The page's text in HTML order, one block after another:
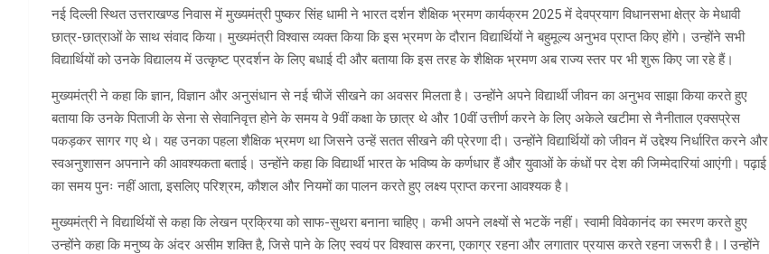
नई दिल्ली स्थित उत्तराखण्ड निवास में मुख्यमंत्री पुष्कर सिंह धामी ने भारत दर्शन शैक्षिक भ्रमण कार्यक्रम 2025 में देवप्रयाग विधानसभा क्षेत्र के मेधावी
छात्र-छात्राओं के साथ संवाद किया। मुख्यमंत्री विश्वास व्यक्त किया कि इस भ्रमण के दौरान विद्यार्थियों ने बहुमूल्य अनुभव प्राप्त किए होंगे। उन्होंने सभी
विद्यार्थियों को उनके विद्यालय में उत्कृष्ट प्रदर्शन के लिए बधाई दी और बताया कि इस तरह के शैक्षिक भ्रमण अब राज्य स्तर पर भी शुरू किए जा रहे हैं।
मुख्यमंत्री ने कहा कि ज्ञान, विज्ञान और अनुसंधान से नई चीजें सीखने का अवसर मिलता है। उन्होंने अपने विद्यार्थी जीवन का अनुभव साझा किया करते हुए
बताया कि उनके पिताजी के सेना से सेवानिवृत्त होने के समय वे 9वीं कक्षा के छात्र थे और 10वीं उत्तीर्ण करने के लिए अकेले खटीमा से नैनीताल एक्सप्रेस
पकड़कर सागर गए थे। यह उनका पहला शैक्षिक भ्रमण था जिसने उन्हें सतत सीखने की प्रेरणा दी। उन्होंने विद्यार्थियों को जीवन में उद्देश्य निर्धारित करने और
स्वअनुशासन अपनाने की आवश्यकता बताई। उन्होंने कहा कि विद्यार्थी भारत के भविष्य के कर्णधार हैं और युवाओं के कंधों पर देश की जिम्मेदारियां आएंगी। पढ़ाई
का समय पुनः नहीं आता, इसलिए परिश्रम, कौशल और नियमों का पालन करते हुए लक्ष्य प्राप्त करना आवश्यक है।
मुख्यमंत्री ने विद्यार्थियों से कहा कि लेखन प्रक्रिया को साफ-सुथरा बनाना चाहिए। कभी अपने लक्ष्यों से भटकें नहीं। स्वामी विवेकानंद का स्मरण करते हुए
उन्होंने कहा कि मनुष्य के अंदर असीम शक्ति है, जिसे पाने के लिए स्वयं पर विश्वास करना, एकाग्र रहना और लगातार प्रयास करते रहना जरूरी है। l उन्होंने